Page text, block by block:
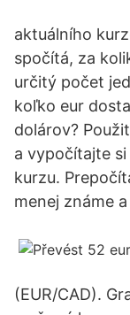
aktuálního
spočítá, za
určitý počet
koľko eur
dolárov?
a vypočítajte
kurzu.
menej známe
(EUR/CAD).